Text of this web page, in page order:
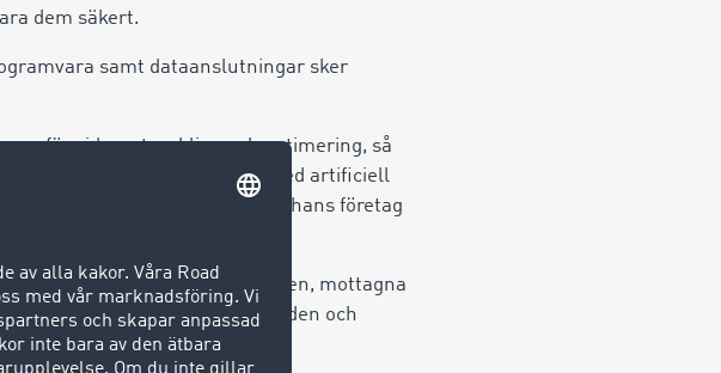
dem säkert.
samt dataanslutningar sker
för vidareutveckling och optimering, så
kan använda system med artificiell
personer som är involverade i hans företag
gällande erbjudanden, mottagna
begränsa antalet, visningstiden och